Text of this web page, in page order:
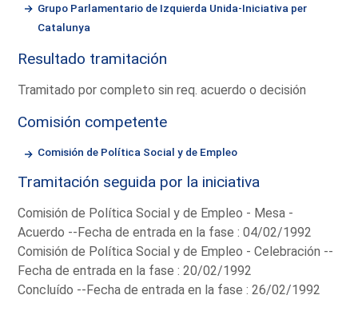
Grupo Parlamentario de Izquierda Unida-Iniciativa per
Catalunya
Resultado tramitación
Tramitado por completo sin req. acuerdo o decisión
Comisión competente
Comisión de Política Social y de Empleo
Tramitación seguida por la iniciativa
Comisión de Política Social y de Empleo - Mesa -
Acuerdo --Fecha de entrada en la fase : 04/02/1992
Comisión de Política Social y de Empleo - Celebración --
Fecha de entrada en la fase : 20/02/1992
Concluído --Fecha de entrada en la fase : 26/02/1992